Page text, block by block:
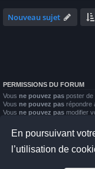
En poursuivant
l’utilisation de
Nouveau sujet
PERMISSIONS DU FORUM
Vous ne pouvez pas poster de
Vous ne pouvez pas répondre
Vous ne pouvez pas modifier
Vous
ne pouvez pas joindre
Index du forum